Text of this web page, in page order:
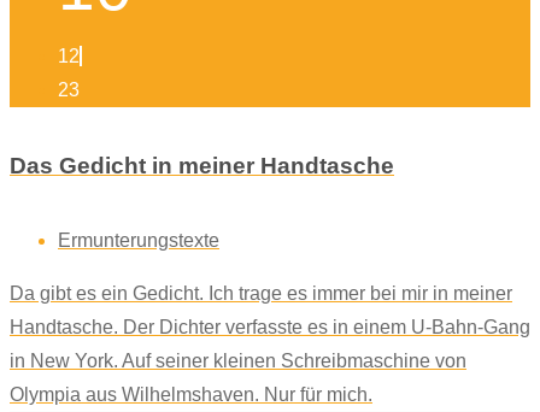
12
23
Das Gedicht in meiner Handtasche
Ermunterungstexte
Da gibt es ein Gedicht. Ich trage es immer bei mir in meiner
Handtasche. Der Dichter verfasste es in einem U-Bahn-Gang
in New York. Auf seiner kleinen Schreibmaschine von
Olympia aus Wilhelmshaven. Nur für mich.